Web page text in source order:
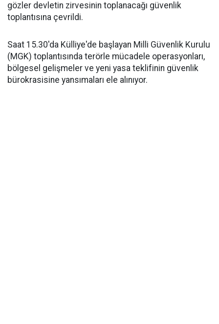
gözler devletin zirvesinin toplanacağı güvenlik
toplantısına çevrildi.
Saat 15.30'da Külliye'de başlayan Milli Güvenlik Kurulu
(MGK) toplantısında terörle mücadele operasyonları,
bölgesel gelişmeler ve yeni yasa teklifinin güvenlik
bürokrasisine yansımaları ele alınıyor.